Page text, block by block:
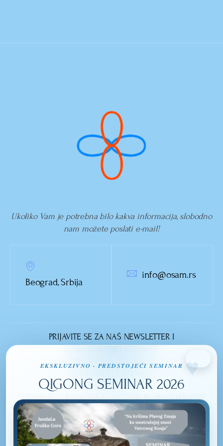
Ukoliko Vam je potrebna bilo kakva informacija, slobodno
nam možete poslati e-mail!
Beograd, Srbija
info@osam.rs
PRIJAVITE SE ZA NAŠ NEWSLETTER I
EKSKLUZIVNA OBAVEŠTENJA IZ SVETA
STRANICE
NASLOVNA
O NAMA
RADIONICE
OSMEHOM DO
LEPOTE
UNUTRAŠNJOSTI
VEŠTINE KOJE
IZUČAVAMO
TAIJIQUAN
QI GONG
ZAPRATITE
NAS
EKSKLUZIVNO · PREDSTOJEĆI SEMINAR
QIGONG SEMINAR 2026